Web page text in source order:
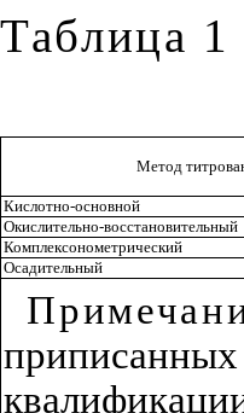
Таблица 1
Метод
Кислотно-основной
Окислительно-восстановительный
Комплексонометрический
Осадительный